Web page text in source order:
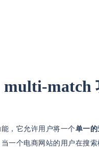
multi-match
，它允许用户将一个单一
一个电商网站的用户在搜